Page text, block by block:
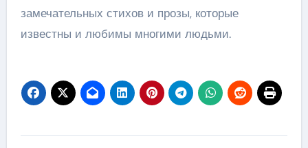
замечательных стихов и прозы, которые
известны и любимы многими людьми.